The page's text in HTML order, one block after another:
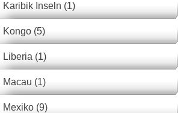
Karibik Inseln (1)
Kongo (5)
Liberia (1)
Macau (1)
Mexiko (9)